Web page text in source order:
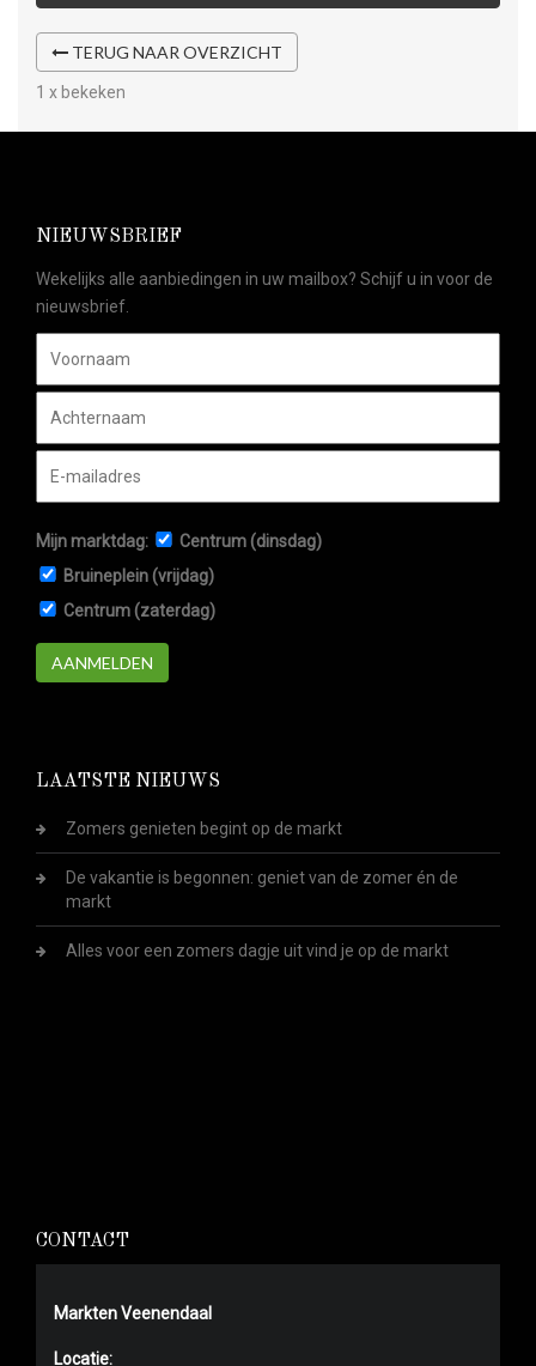
TERUG NAAR OVERZICHT
1 x bekeken
NIEUWSBRIEF
Wekelijks alle aanbiedingen in uw mailbox? Schijf u in voor de
nieuwsbrief.
Mijn marktdag:
Centrum (dinsdag)
Bruineplein (vrijdag)
Centrum (zaterdag)
AANMELDEN
LAATSTE NIEUWS
Zomers genieten begint op de markt
De vakantie is begonnen: geniet van de zomer én de
markt
Alles voor een zomers dagje uit vind je op de markt
CONTACT
Markten Veenendaal
Locatie: